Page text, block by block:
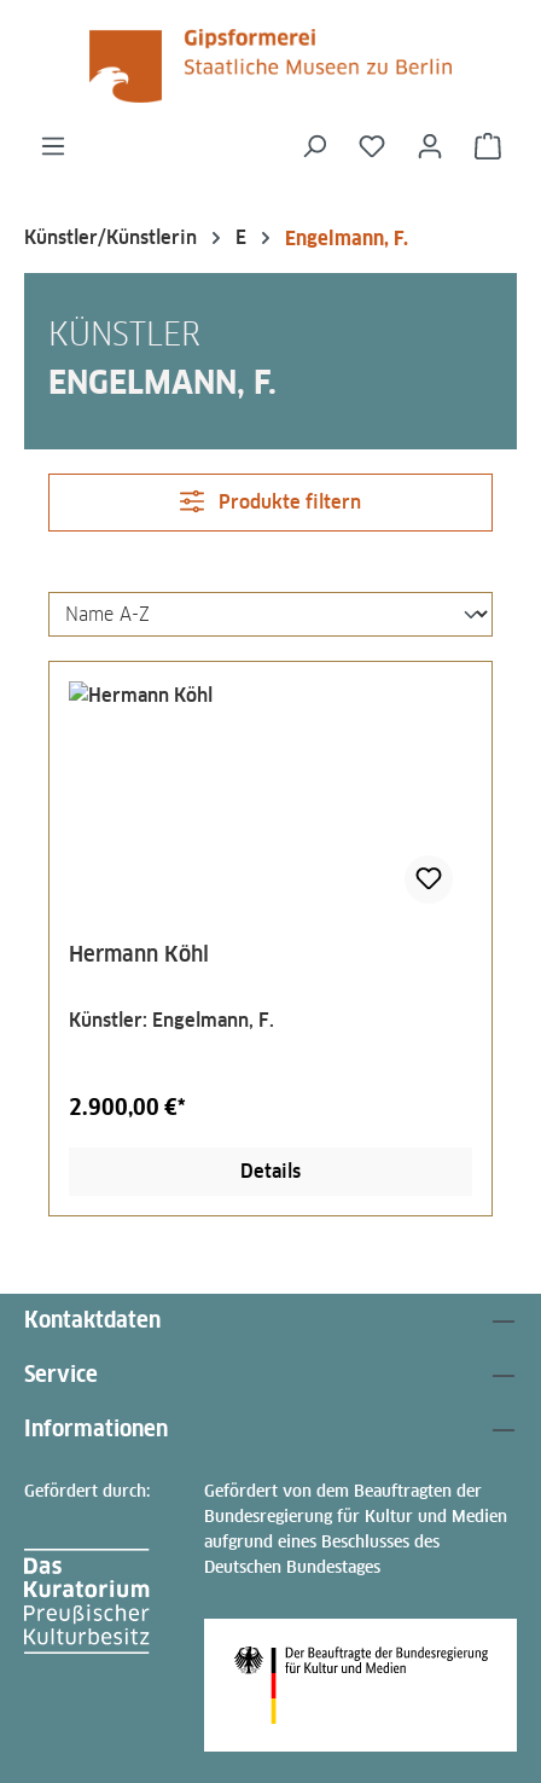
springen
Du hast 0
Künstler/Künstlerin E Engelmann, F.
KÜNSTLER
ENGELMANN, F.
Produkte filtern
Hermann Köhl
Künstler: Engelmann, F.
2.900,00 €*
Details
Kontaktdaten
Service
Informationen
Gefördert durch:
Gefördert von dem Beauftragten der
Bundesregierung für Kultur und Medien
aufgrund eines Beschlusses des
Deutschen Bundestages